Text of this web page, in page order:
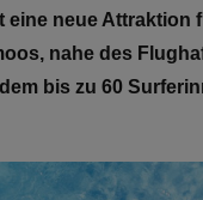
eine neue
nahe des
bis zu 60